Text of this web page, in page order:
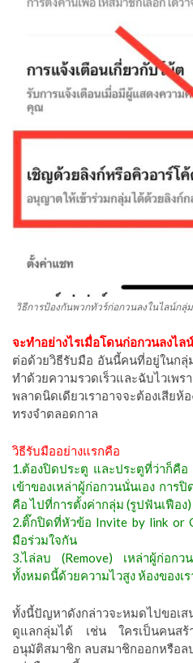
วิธีการป้องกันพวกทัวร์ก่อกวนลงในไลน์กลุ่
จะทำอย่างไรเมื่อโดนก่อกวนลงไล
ต่อด้วยวิธีรับมือ อันนี้คนที่อยู่ในกลุ่
ทำด้วยความรวดเร็วและฉับไว
พลาดนิดเดียวเราอาจจะต้องเสีย
ทรงจำตลอดกาล
วิธีรับมืออย่างแรกคือ
1.ต้องปิดประตู และประตูที่ว่าก็คือ
เข้าของเหล่าผู้ก่อกวนนั่นเอง การ
คือ ไปที่การตั้งค่ากลุ่ม (รูปฟันเฟือง
2.ติ๊กปิดที่หัวข้อ Invite by link or
มือร่วมใจกัน
3.ไล่ลบ (Remove) เหล่าผู้ก่อกว
ทั้งหมดนี้ด้วยความไวสูง ห้องของเ
ทั้งนี้ปัญหาดังกล่าวจะหมดไปขอเ
ดูแลกลุ่มได้ เช่น ใครเป็นคนสร้
อนุมัติสมาชิก ลบสมาชิกออกหรือล